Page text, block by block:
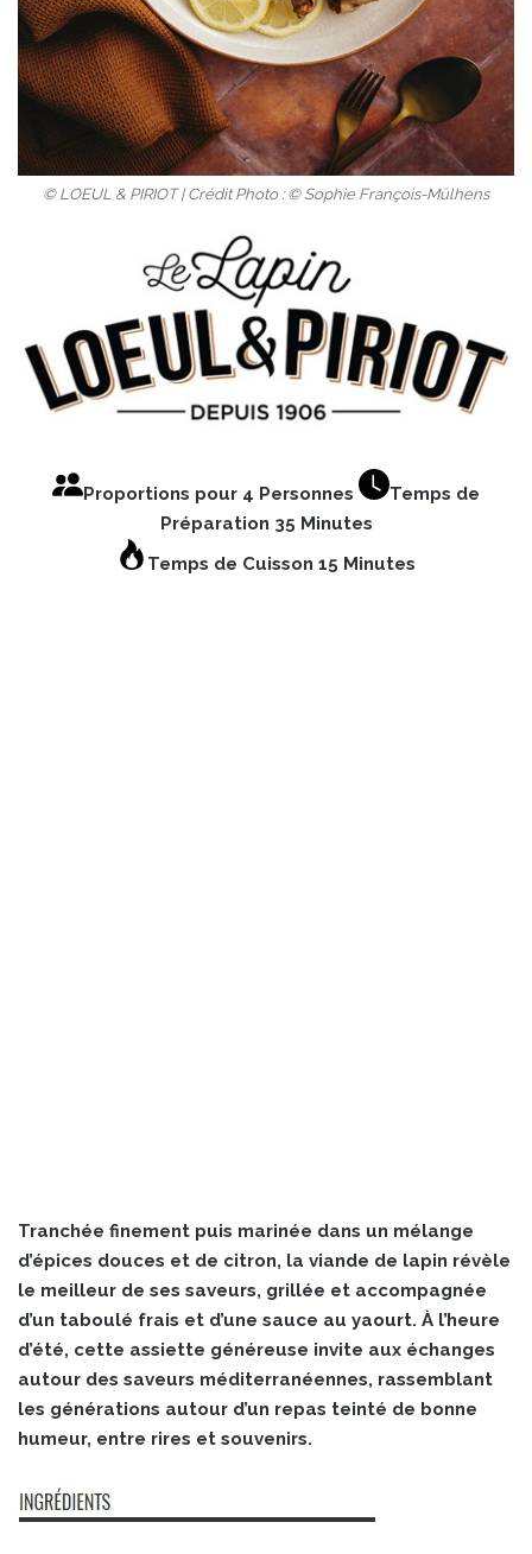
© LOEUL & PIRIOT | Crédit Photo : © Sophie François-Mülhens
Proportions pour 4 Personnes
Temps de
Préparation 35 Minutes
Temps de Cuisson 15 Minutes
Tranchée finement puis marinée dans un mélange
d’épices douces et de citron, la viande de lapin révèle
le meilleur de ses saveurs, grillée et accompagnée
d’un taboulé frais et d’une sauce au yaourt. À l’heure
d’été, cette assiette généreuse invite aux échanges
autour des saveurs méditerranéennes, rassemblant
les générations autour d’un repas teinté de bonne
humeur, entre rires et souvenirs.